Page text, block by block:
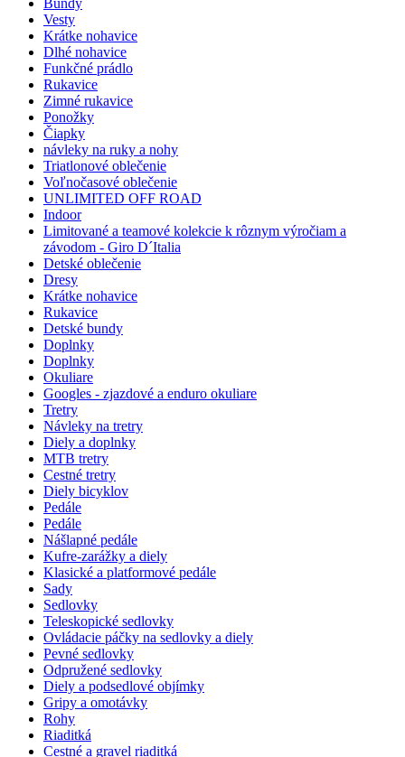
Bundy
Vesty
Krátke nohavice
Dlhé nohavice
Funkčné prádlo
Rukavice
Zimné rukavice
Ponožky
Čiapky
návleky na ruky a nohy
Triatlonové oblečenie
Voľnočasové oblečenie
UNLIMITED OFF ROAD
Indoor
Limitované a teamové kolekcie k rôznym výročiam a
závodom - Giro D´Italia
Detské oblečenie
Dresy
Krátke nohavice
Rukavice
Detské bundy
Doplnky
Doplnky
Okuliare
Googles - zjazdové a enduro okuliare
Tretry
Návleky na tretry
Diely a doplnky
MTB tretry
Cestné tretry
Diely bicyklov
Pedále
Pedále
Nášlapné pedále
Kufre-zarážky a diely
Klasické a platformové pedále
Sady
Sedlovky
Teleskopické sedlovky
Ovládacie páčky na sedlovky a diely
Pevné sedlovky
Odpružené sedlovky
Diely a podsedlové objímky
Gripy a omotávky
Rohy
Riaditká
Cestné a gravel riaditká